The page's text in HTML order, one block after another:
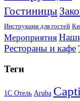
Гостиницы
Инструкции для гостей
Мероприятия
Рестораны и кафе
Теги
1С Отель Aruba